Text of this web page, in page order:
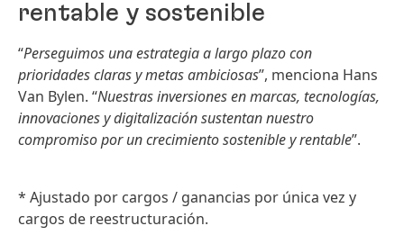
rentable y sostenible
“Perseguimos una estrategia a largo plazo con
prioridades claras y metas ambiciosas”, menciona Hans
Van Bylen. “Nuestras inversiones en marcas, tecnologías,
innovaciones y digitalización sustentan nuestro
compromiso por un crecimiento sostenible y rentable”.
* Ajustado por cargos / ganancias por única vez y
cargos de reestructuración.